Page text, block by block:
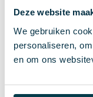
Deze website
We gebruiken
personaliseren,
en om ons
Materiaal
Maat